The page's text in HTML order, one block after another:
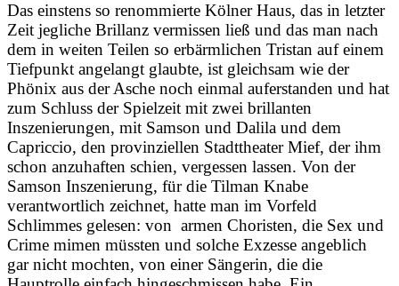
Das einstens so renommierte Kölner Haus, das in letzter
Zeit jegliche Brillanz vermissen ließ und das man nach
dem in weiten Teilen so erbärmlichen Tristan auf einem
Tiefpunkt angelangt glaubte, ist gleichsam wie der
Phönix aus der Asche noch einmal auferstanden und hat
zum Schluss der Spielzeit mit zwei brillanten
Inszenierungen, mit Samson und Dalila und dem
Capriccio, den provinziellen Stadttheater Mief, der ihm
schon anzuhaften schien, vergessen lassen. Von der
Samson Inszenierung, für die Tilman Knabe
verantwortlich zeichnet, hatte man im Vorfeld
Schlimmes gelesen: von armen Choristen, die Sex und
Crime mimen müssten und solche Exzesse angeblich
gar nicht mochten, von einer Sängerin, die die